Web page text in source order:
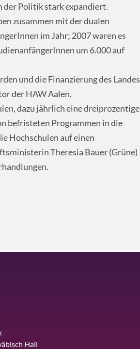
der Politik stark expandiert.
zusammen mit der dualen
im Jahr; 2007 waren es
um 6.000 auf
und die Finanzierung des Landes
der HAW Aalen.
dazu jährlich eine dreiprozentige
befristeten Programmen in die
Hochschulen auf einen
Theresia Bauer (Grüne)
Hall